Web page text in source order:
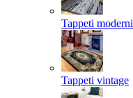
Tappeti moderni
Tappeti vintage